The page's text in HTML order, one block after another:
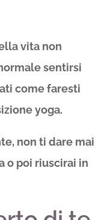
vita non
sentirsi
come faresti
yoga.
non ti dare mai
o poi riuscirai in